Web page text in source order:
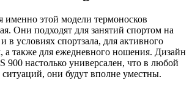
этой модели термоносков
Они подходят для занятий спортом на
в условиях спортзала, для активного
а также для ежедневного ношения. Дизайн
900 настолько универсален, что в любой
они будут вполне уместны.